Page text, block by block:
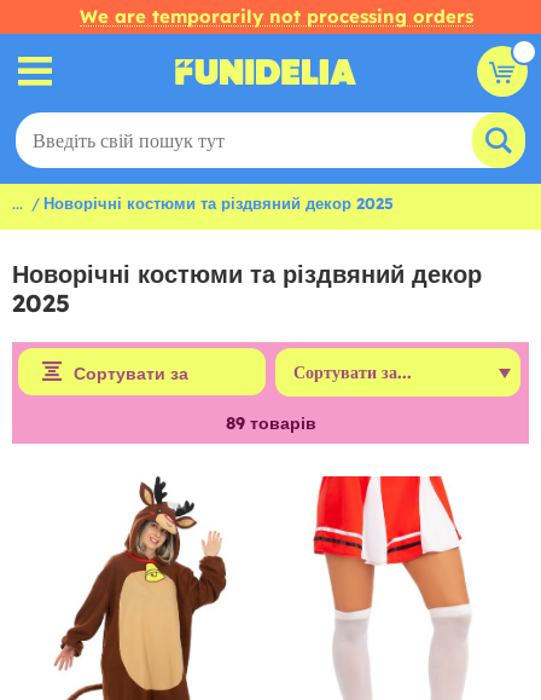
We are temporarily not processing orders
... Новорічні костюми та різдвяний декор 2025
Новорічні костюми та різдвяний декор
2025
Сортувати за
89товарів